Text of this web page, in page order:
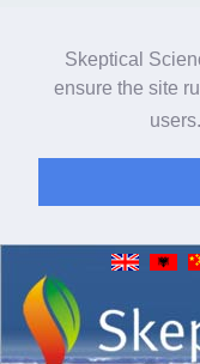
Skeptical
ensure the site
users.